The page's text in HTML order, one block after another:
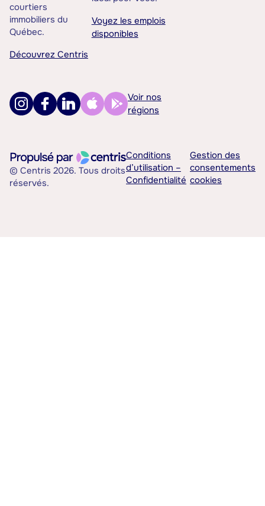
courtiers
immobiliers du
Québec.
Découvrez Centris
Voyez les emplois
disponibles
Voir nos
régions
© Centris 2026. Tous droits
réservés.
Conditions
d’utilisation –
Confidentialité
Gestion des
consentements
cookies